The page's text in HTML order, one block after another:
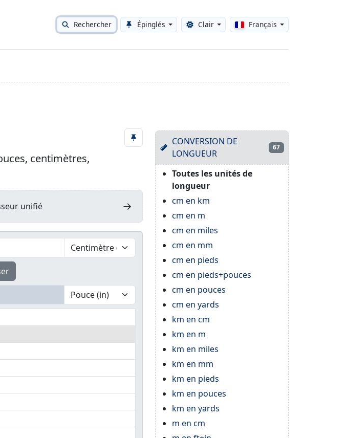
Rechercher Épinglés Toggle theme
Clair Français
centimètres,
unifié →
CONVERSION DE
LONGUEUR
67
Toutes les unités de
longueur
cm en km
cm en m
cm en miles
cm en mm
cm en pieds
cm en pieds+pouces
cm en pouces
cm en yards
km en cm
km en m
km en miles
km en mm
km en pieds
km en pouces
km en yards
m en cm